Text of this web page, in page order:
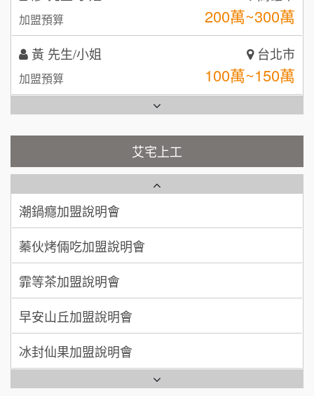
黃 先生/小姐 台北市
加盟預算 100萬~150萬
林 先生/小姐 屏東縣
加盟預算 100萬 ~ 200萬
加盟預算
徐 先生/小姐
50萬~75萬
加盟預算
呂 先生/小姐 新竹市
加盟預算 200萬~400萬
艾宅上工
拾鑶火鍋加盟說明會
全家加盟說明會
台灣G湯加盟說明會
彭富貴加盟說明會
NU PASTA義大利麵加盟說明會
蓁伙烤倆吃加盟說明會
霏等茶加盟說明會
早安山丘加盟說明會
冰封仙果加盟說明會
Ramble Café 漫步藍咖啡加盟說明會
藍象廷泰式火鍋加盟說明會
日十。早午食加盟說明會
上宇林加盟說明會
莫尼早餐Morni加盟說明會
手作功夫茶加盟說明會
SHARE TEA歇腳亭加盟說明會
潮味決-湯滷專門店加盟說明會